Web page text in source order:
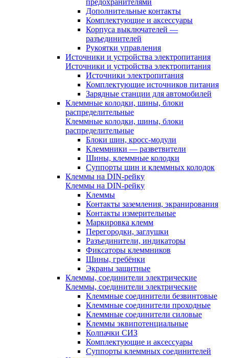
предохранителями
Дополнительные контакты
Комплектующие и аксессуары
Корпуса выключателей —
разъединителей
Рукоятки управления
Источники и устройства электропитания
Источники и устройства электропитания
Источники электропитания
Комплектующие источников питания
Зарядные станции для автомобилей
Клеммные колодки, шины, блоки
распределительные
Клеммные колодки, шины, блоки
распределительные
Блоки шин, кросс-модули
Клеммники — разветвители
Шины, клеммные колодки
Суппорты шин и клеммных колодок
Клеммы на DIN-рейку
Клеммы на DIN-рейку
Клеммы
Контакты заземления, экранирования
Контакты измерительные
Маркировка клемм
Перегородки, заглушки
Разъединители, индикаторы
Фиксаторы клеммников
Шины, гребёнки
Экраны защитные
Клеммы, соединители электрические
Клеммы, соединители электрические
Клеммные соединители безвинтовые
Клеммные соединители проходные
Клеммные соединители силовые
Клеммы эквипотенциальные
Колпачки СИЗ
Комплектующие и аксессуары
Суппорты клеммных соединителей